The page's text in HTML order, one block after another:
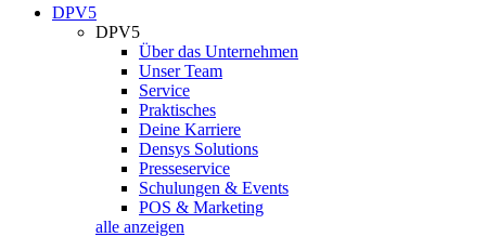
DPV5
DPV5
Über das Unternehmen
Unser Team
Service
Praktisches
Deine Karriere
Densys Solutions
Presseservice
Schulungen & Events
POS & Marketing
alle anzeigen